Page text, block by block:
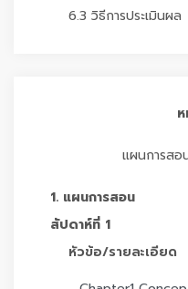
6.3 วิธีการประเมินผล
แผนการสอ
1. แผนการสอน
สัปดาห์ที่ 1
หัวข้อ/รายละเอียด